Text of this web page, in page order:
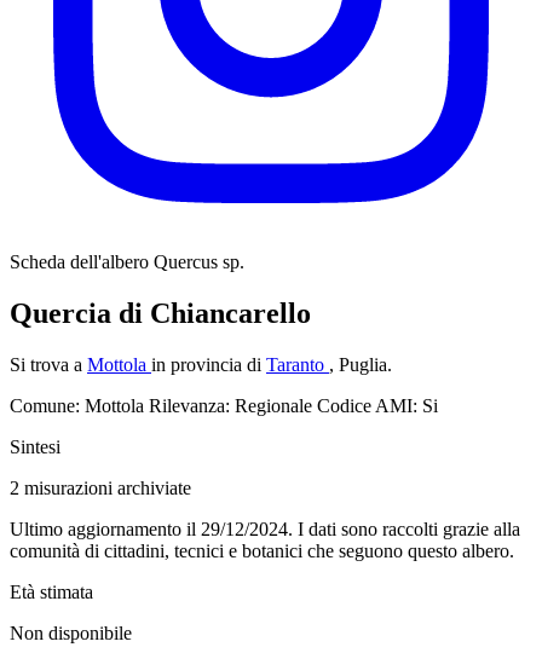
Scheda dell'albero Quercus sp.
Quercia di Chiancarello
Si trova a Mottola in provincia di Taranto , Puglia.
Comune: Mottola Rilevanza: Regionale Codice AMI: Si
Sintesi
2 misurazioni archiviate
Ultimo aggiornamento il 29/12/2024. I dati sono raccolti grazie alla
comunità di cittadini, tecnici e botanici che seguono questo albero.
Età stimata
Non disponibile